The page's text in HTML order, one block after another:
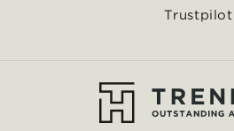
Trustpilot